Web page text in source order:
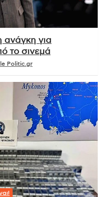
ανάγκη για
το σινεμά
Politic.gr